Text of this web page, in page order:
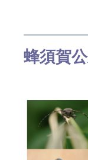
蜂須賀